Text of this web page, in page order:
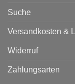
Suche
Versandkosten &
Widerruf
Zahlungsarten